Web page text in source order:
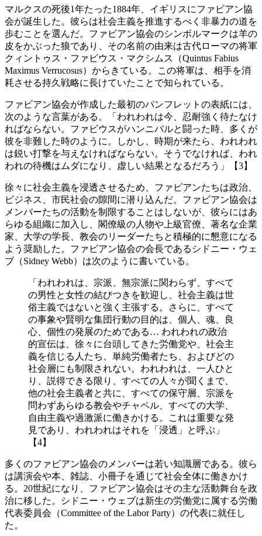
マルクスの死後1年たった1884年、イギリスにファビアン協
会が誕生した。彼らは社会主義を推進するべく非暴力の道を
歩むことを選んだ。ファビアン協会のシンボルマークは羊の
皮をかぶった狼であり、その名前の由来は古代ローマの将軍
クィントゥス・ファビウス・マクシムス（Quintus Fabius
Maximus Verrucosus）からきている。この将軍は、相手を消
耗させる持久戦略に長けていたことで知られている。
ファビアン協会が作成した最初のパンフレットの表紙には、
次のような言葉がある。「われわれは今、忍耐強く待たなけ
ればならない。ファビウスがハンニバルと闘った時、多くが
彼を非難した時のように。しかし、時期が来たら、われわれ
は鋭い打撃を与えなければならない。そうでなければ、われ
われの待機はムダになり、虚しい結果となるだろう」【3】
徐々に社会主義を浸透させるため、ファビアンたちは政治、
ビジネス、市民社会の隙間に潜り込んだ。ファビアン協会は
メンバーたちの活動を制限することはしないが、彼らにはあ
らゆる組織に加入し、閣僚級の人物や上級官僚、著名な企業
家、大学の学長、教会のリーダーたちと積極的に懇意になる
よう奨励した。ファビアン協会の会長であるシドニー・ウェ
ブ（Sidney Webb）は次のように書いている。
「われわれは、宗派、無宗派に関わらず、すべて
の男性と女性の結びつきを歓迎し、社会主義は世
俗主義ではないと強く主張する。さらに、すべて
の事象や賢明な集団行動の目的は、個人、魂、良
心、個性の発展のためである… われわれの政治
的宣伝は、徐々に台頭してきた労働党や、社会主
義を信じる人たち、単純労働者たち、およびどの
社会層にも制限されない。われわれは、一人ひと
り、説得できる限り、すべての人々が聞くまで、
他の社会主義者と共に、すべての保守層、宗派を
問わずあらゆる教会やチャペル、すべての大学、
自由主義や過激派に働きかける。これは重要な発
見であり、われわれはそれを「浸透」と呼ぶ」
【4】
多くのファビアン協会のメンバーは若い知識層である。彼ら
は講演会や本、雑誌、小冊子を通じて社会全体に働きかけ
る。20世紀になり、ファビアン協会はその主な活動舞台を政
治に移した。シドニー・ウェブは新生の労働党に属する労働
代表委員会（Committee of the Labor Party）の代表に就任し
た。